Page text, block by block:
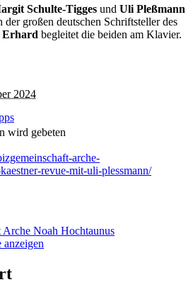
Schulte-Tigges und Uli Pleßmann
der großen deutschen Schriftsteller des
Erhard begleitet die beiden am Klavier.
2024
wird gebeten
arche-
revue-mit-uli-plessmann/
Arche Noah Hochtaunus
anzeigen